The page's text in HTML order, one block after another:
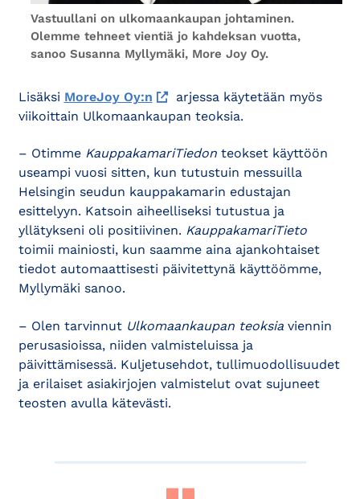
Vastuullani on ulkomaankaupan johtaminen.
Olemme tehneet vientiä jo kahdeksan vuotta,
sanoo Susanna Myllymäki, More Joy Oy.
Lisäksi MoreJoy Oy:n
arjessa käytetään myös
viikoittain Ulkomaankaupan teoksia.
– Otimme KauppakamariTiedonteokset käyttöön
useampi vuosi sitten, kun tutustuin messuilla
Helsingin seudun kauppakamarin edustajan
esittelyyn. Katsoin aiheelliseksi tutustua ja
yllätykseni oli positiivinen. KauppakamariTieto
toimii mainiosti, kun saamme aina ajankohtaiset
tiedot automaattisesti päivitettynä käyttöömme,
Myllymäki sanoo.
– Olen tarvinnut Ulkomaankaupan teoksiaviennin
perusasioissa, niiden valmisteluissa ja
päivittämisessä. Kuljetusehdot, tullimuodollisuudet
ja erilaiset asiakirjojen valmistelut ovat sujuneet
teosten avulla kätevästi.